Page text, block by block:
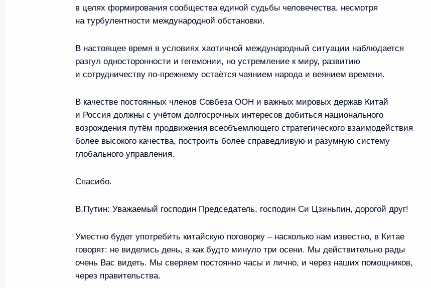
20 мая 2026 года, 13:50 Пекин
Встреча с Пэн Паем 15
Церемония открытия Годов российско-китайского
сотрудничества в области образования
Пекин
переговоров
Российско-китайские переговоры в расширенном
составе
в целях формирования сообщества единой судьбы человечества, несмотря
на турбулентности международной обстановки.
В настоящее время в условиях хаотичной международный ситуации наблюдается
разгул односторонности и гегемонии, но устремление к миру, развитию
и сотрудничеству по-прежнему остаётся чаянием народа и веянием времени.
В качестве постоянных членов Совбеза ООН и важных мировых держав Китай
и Россия должны с учётом долгосрочных интересов добиться национального
возрождения путём продвижения всеобъемлющего стратегического взаимодействия
более высокого качества, построить более справедливую и разумную систему
глобального управления.
Спасибо.
В.Путин: Уважаемый господин Председатель, господин Си Цзиньпин, дорогой друг!
Уместно будет употребить китайскую поговорку – насколько нам известно, в Китае
говорят: не виделись день, а как будто минуло три осени. Мы действительно рады
очень Вас видеть. Мы сверяем постоянно часы и лично, и через наших помощников,
через правительства.